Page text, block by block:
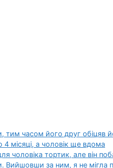
тим часом його друг обіцяв
4 місяці, а чоловік ще вдома
чоловіка тортик, але він
Вийшовши за ним, я не мігла